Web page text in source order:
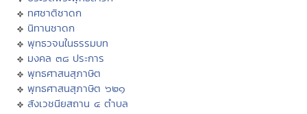
ทศชาติชาดก
นิทานชาดก
พุทธวจนในธรรมบท
มงคล ๓๘ ประการ
พุทธศาสนสุภาษิต
พุทธศาสนสุภาษิต ๖๒๑
สังเวชนียสถาน ๔ ตำบล